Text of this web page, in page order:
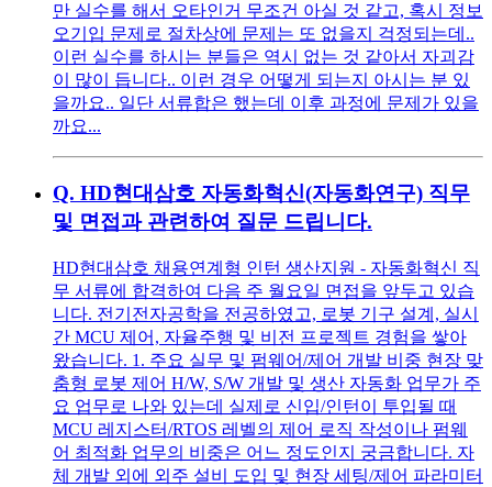
만 실수를 해서 오타인거 무조건 아실 것 같고, 혹시 정보
오기입 문제로 절차상에 문제는 또 없을지 걱정되는데..
이런 실수를 하시는 분들은 역시 없는 것 같아서 자괴감
이 많이 듭니다.. 이런 경우 어떻게 되는지 아시는 분 있
을까요.. 일단 서류합은 했는데 이후 과정에 문제가 있을
까요...
Q. HD현대삼호 자동화혁신(자동화연구) 직무
및 면접과 관련하여 질문 드립니다.
HD현대삼호 채용연계형 인턴 생산지원 - 자동화혁신 직
무 서류에 합격하여 다음 주 월요일 면접을 앞두고 있습
니다. 전기전자공학을 전공하였고, 로봇 기구 설계, 실시
간 MCU 제어, 자율주행 및 비전 프로젝트 경험을 쌓아
왔습니다. 1. 주요 실무 및 펌웨어/제어 개발 비중 현장 맞
춤형 로봇 제어 H/W, S/W 개발 및 생산 자동화 업무가 주
요 업무로 나와 있는데 실제로 신입/인턴이 투입될 때
MCU 레지스터/RTOS 레벨의 제어 로직 작성이나 펌웨
어 최적화 업무의 비중은 어느 정도인지 궁금합니다. 자
체 개발 외에 외주 설비 도입 및 현장 세팅/제어 파라미터